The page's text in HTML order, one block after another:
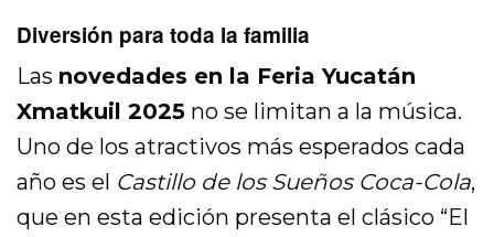
Diversión para toda la familia
Las novedades en la Feria Yucatán
Xmatkuil 2025 no se limitan a la música.
Uno de los atractivos más esperados cada
año es el Castillo de los Sueños Coca-Cola,
que en esta edición presenta el clásico “El